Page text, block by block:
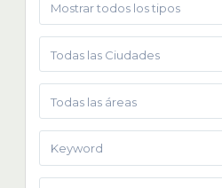
Mostrar todos los tipos
Todas las Ciudades
Todas las áreas